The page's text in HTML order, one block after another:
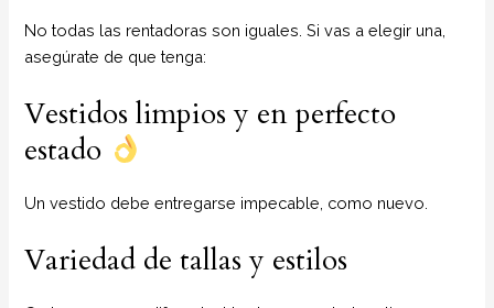
No todas las rentadoras son iguales. Si vas a elegir una,
asegúrate de que tenga:
Vestidos limpios y en perfecto
estado
Un vestido debe entregarse impecable, como nuevo.
Variedad de tallas y estilos